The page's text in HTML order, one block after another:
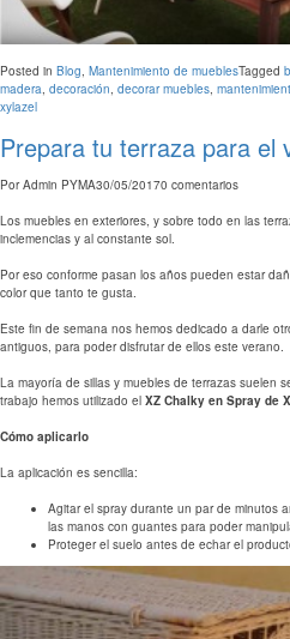
Posted in Blog, Mantenimiento de mueblesTagged
madera, decoración, decorar muebles,
xylazel
Prepara tu terraza para el
PorAdmin PYMA30/05/20170 comentarios
Los muebles en exteriores, y sobre todo en las
inclemencias y al constante sol.
Por eso conforme pasan los años pueden estar
color que tanto te gusta.
Este fin de semana nos hemos dedicado a darle
antiguos, para poder disfrutar de ellos este verano.
La mayoría de sillas y muebles de terrazas suelen
trabajo hemos utilizado el XZ Chalky en Spray de
Cómo aplicarlo
La aplicación es sencilla:
Agitar el spray durante un par de minutos
las manos con guantes para poder
Proteger el suelo antes de echar el